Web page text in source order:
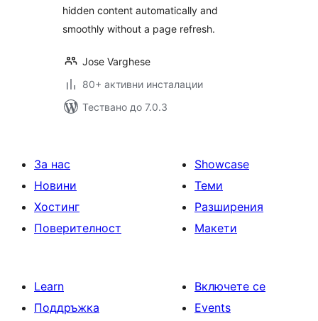
hidden content automatically and
smoothly without a page refresh.
Jose Varghese
80+ активни инсталации
Тествано до 7.0.3
За нас
Новини
Хостинг
Поверителност
Showcase
Теми
Разширения
Макети
Learn
Поддръжка
Включете се
Events